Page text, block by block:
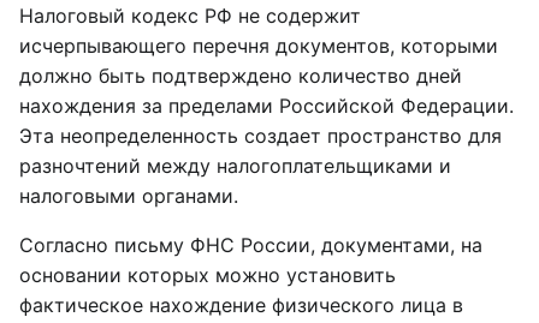
Налоговый кодекс РФ не содержит
исчерпывающего перечня документов, которыми
должно быть подтверждено количество дней
нахождения за пределами Российской Федерации.
Эта неопределенность создает пространство для
разночтений между налогоплательщиками и
налоговыми органами.
Согласно письму ФНС России, документами, на
основании которых можно установить
фактическое нахождение физического лица в